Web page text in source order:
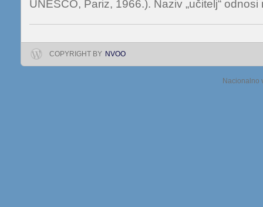
UNESCO, Pariz, 1966.). Naziv „učitelj“
COPYRIGHT BY NVOO
Nacionalno